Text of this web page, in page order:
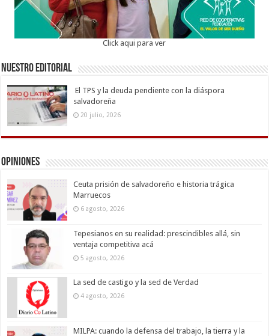
Click aqui para ver
Nuestro Editorial
El TPS y la deuda pendiente con la diáspora
salvadoreña
20 julio, 2026
Opiniones
Ceuta prisión de salvadoreño e historia trágica
Marruecos
6 agosto, 2026
Tepesianos en su realidad: prescindibles allá, sin
ventaja competitiva acá
5 agosto, 2026
La sed de castigo y la sed de Verdad
4 agosto, 2026
MILPA: cuando la defensa del trabajo, la tierra y la